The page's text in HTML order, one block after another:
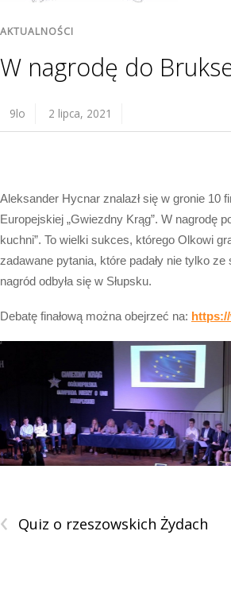
AKTUALNOŚCI
W nagrodę do
9lo 2 lipca, 2021
Aleksander Hycnar znalazł się w gronie 10
Europejskiej „Gwiezdny Krąg”. W nagrodę
kuchni”. To wielki sukces, którego Olkowi
zadawane pytania, które padały nie tylko
nagród odbyła się w Słupsku.
Debatę finałową można obejrzeć na:
‹ Quiz o rzeszowskich Żydach